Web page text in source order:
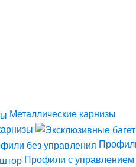
Металлические карнизы
Профили с